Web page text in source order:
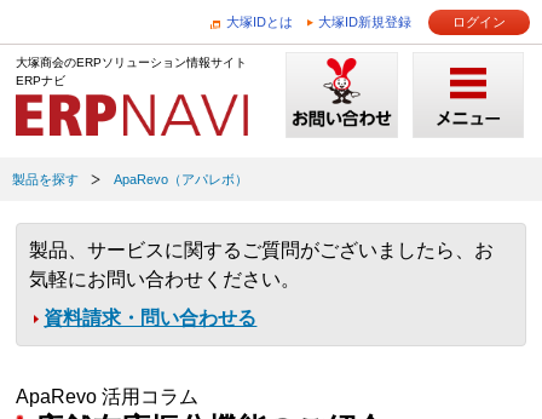
大塚IDとは 大塚ID新規登録 ログイン
大塚商会のERPソリューション情報サイト
ERPナビ
製品を探す ApaRevo（アパレボ）
製品、サービスに関するご質問がございましたら、お
気軽にお問い合わせください。
資料請求・問い合わせる
ApaRevo 活用コラム